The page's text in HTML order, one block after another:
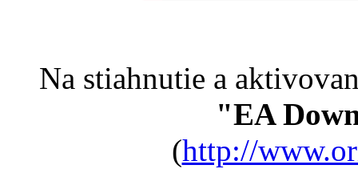
Na stiahnutie a
"EA
(http://